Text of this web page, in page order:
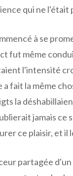
qui ne l'était
à se
fut même
l'intensité
fait la même
la
jamais ce
ce plaisir, et il
partagée d'un